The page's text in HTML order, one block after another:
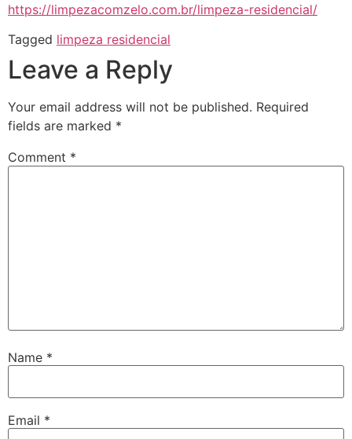
https://limpezacomzelo.com.br/limpeza-residencial/
Tagged limpeza residencial
Leave a Reply
Your email address will not be published. Required
fields are marked *
Comment *
Name *
Email *